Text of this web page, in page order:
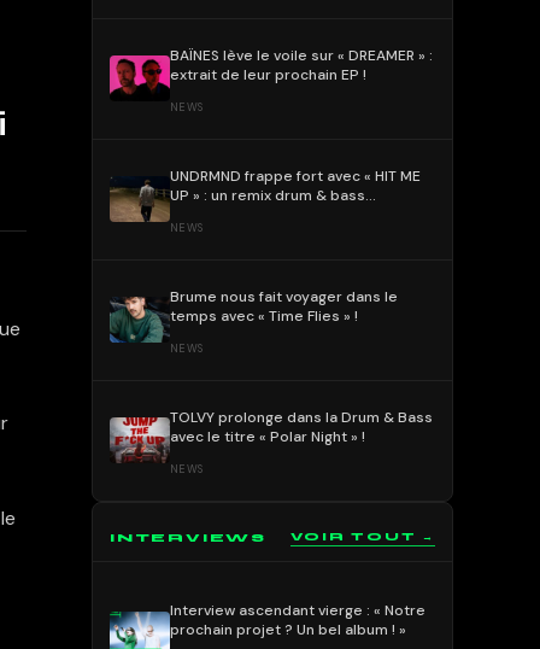
BAÏNES lève le voile sur « DREAMER » :
extrait de leur prochain EP !
NEWS
UNDRMND frappe fort avec « HIT ME
UP » : un remix drum & bass
NEWS
Brume nous fait voyager dans le
temps avec « Time Flies » !
NEWS
TOLVY prolonge dans la Drum & Bass
avec le titre « Polar Night » !
NEWS
INTERVIEWS VOIR TOUT →
Interview ascendant vierge : « Notre
prochain projet ? Un bel album ! »